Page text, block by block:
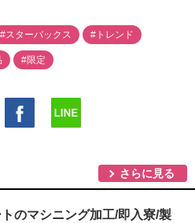
#スターバックス #トレンド
#限定
さらに見る
のマシニング加工/即入寮/製